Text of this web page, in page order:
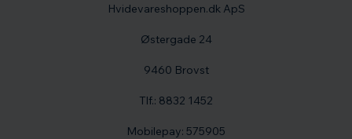
Hvidevareshoppen.dk ApS
Østergade 24
9460 Brovst
Tlf.: 8832 1452
Mobilepay: 575905